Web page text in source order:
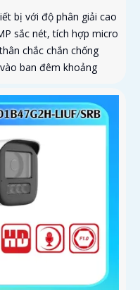
bị với độ phân giải cao
sắc nét, tích hợp micro
chắc chắn chống
ban đêm khoảng